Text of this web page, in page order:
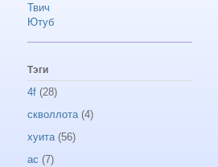
Твич
Ютуб
Тэги
4f (28)
скволлота (4)
хуита (56)
ac (7)